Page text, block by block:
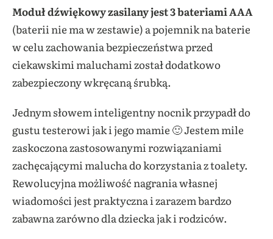
Moduł dźwiękowy zasilany jest 3 bateriami AAA
(baterii nie ma w zestawie) a pojemnik na baterie
w celu zachowania bezpieczeństwa przed
ciekawskimi maluchami został dodatkowo
zabezpieczony wkręcaną śrubką.
Jednym słowem inteligentny nocnik przypadł do
gustu testerowi jak i jego mamie 🙂 Jestem mile
zaskoczona zastosowanymi rozwiązaniami
zachęcającymi malucha do korzystania z toalety.
Rewolucyjna możliwość nagrania własnej
wiadomości jest praktyczna i zarazem bardzo
zabawna zarówno dla dziecka jak i rodziców.